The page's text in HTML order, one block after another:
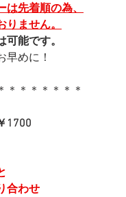
先着順の為、
ません。
能です。
早めに！
＊＊＊＊＊＊＊
1700
合わせ